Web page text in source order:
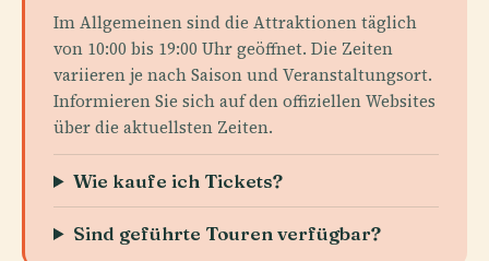
Im Allgemeinen sind die Attraktionen täglich
von 10:00 bis 19:00 Uhr geöffnet. Die Zeiten
variieren je nach Saison und Veranstaltungsort.
Informieren Sie sich auf den offiziellen Websites
über die aktuellsten Zeiten.
Wie kaufe ich Tickets?
Sind geführte Touren verfügbar?